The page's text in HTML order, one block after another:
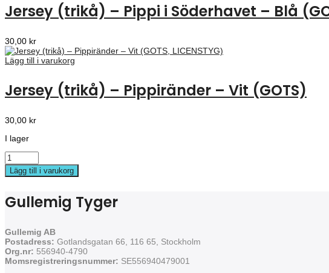
Jersey (trikå) – Pippi i Söderhavet – Blå
30,00 kr
Lägg till i varukorg
Jersey (trikå) – Pippiränder – Vit (GOTS)
30,00 kr
I lager
Lägg till i varukorg
Gullemig Tyger
Gullemig AB
Postadress: Gotlandsgatan 66, 116 65, Stockholm
Org.nr: 556940-4790
Momsregistreringsnummer: SE556940479001